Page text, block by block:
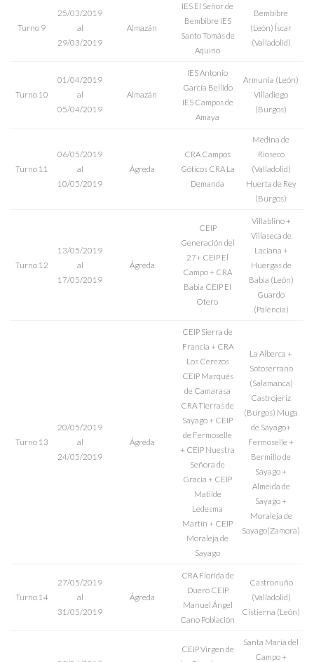
Turno 9
25/03/2019
al
29/03/2019
Almazán
IES El Señor de
Bembibre IES
Santo Tomás de
Aquino
Bembibre
(León) Íscar
(Valladolid)
Turno 10
01/04/2019
al
05/04/2019
Almazán
IES Antonio
García Bellido
IES Campos de
Amaya
Armunia (León)
Villadiego
(Burgos)
Turno 11
06/05/2019
al
10/05/2019
Ágreda
CRA Campos
Góticos CRA La
Demanda
Medina de
Rioseco
(Valladolid)
Huerta de Rey
(Burgos)
Turno 12
13/05/2019
al
17/05/2019
Ágreda
CEIP
Generación del
27+ CEIP El
Campo + CRA
Babia CEIP El
Otero
Villablino +
Villaseca de
Laciana +
Huergas de
Babia (León)
Guardo
(Palencia)
Turno 13
20/05/2019
al
24/05/2019
Ágreda
CEIP Sierra de
Francia + CRA
Los Cerezos
CEIP Marqués
de Camarasa
CRA Tierras de
Sayago + CEIP
de Fermoselle
+ CEIP Nuestra
Señora de
Gracia + CEIP
Matilde
Ledesma
Martín + CEIP
Moraleja de
Sayago
La Alberca +
Sotoserrano
(Salamanca)
Castrojeriz
(Burgos) Muga
de Sayago+
Fermoselle +
Bermillo de
Sayago +
Almeida de
Sayago +
Moraleja de
Sayago(Zamora)
Turno 14
27/05/2019
al
31/05/2019
Ágreda
CRA Florida de
Duero CEIP
Manuel Ángel
Cano Población
Castronuño
(Valladolid)
Cistierna (León)
CEIP Virgen de
Santa María del
Campo +